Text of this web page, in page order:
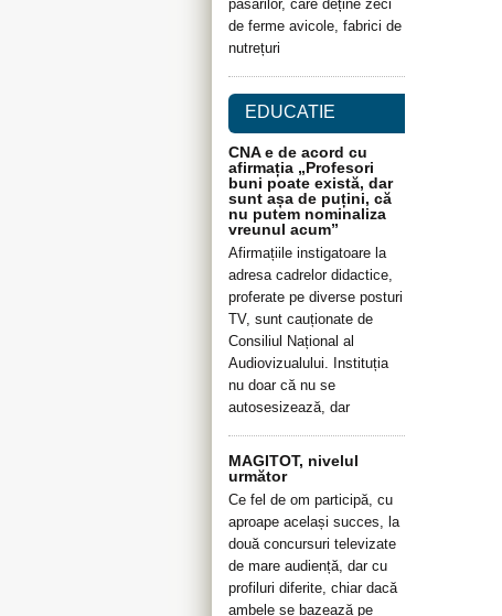
păsărilor, care deține zeci
de ferme avicole, fabrici de
nutrețuri
EDUCATIE
CNA e de acord cu
afirmația „Profesori
buni poate există, dar
sunt așa de puțini, că
nu putem nominaliza
vreunul acum”
Afirmațiile instigatoare la
adresa cadrelor didactice,
proferate pe diverse posturi
TV, sunt cauționate de
Consiliul Național al
Audiovizualului. Instituția
nu doar că nu se
autosesizează, dar
MAGITOT, nivelul
următor
Ce fel de om participă, cu
aproape același succes, la
două concursuri televizate
de mare audiență, dar cu
profiluri diferite, chiar dacă
ambele se bazează pe